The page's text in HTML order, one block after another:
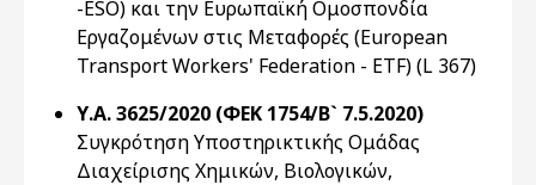
-ESO) και την Ευρωπαϊκή Ομοσπονδία
Εργαζομένων στις Μεταφορές (European
Transport Workers' Federation - ETF) (L 367)
Υ.Α. 3625/2020 (ΦΕΚ 1754/Β` 7.5.2020)
Συγκρότηση Υποστηρικτικής Ομάδας
Διαχείρισης Χημικών, Βιολογικών,